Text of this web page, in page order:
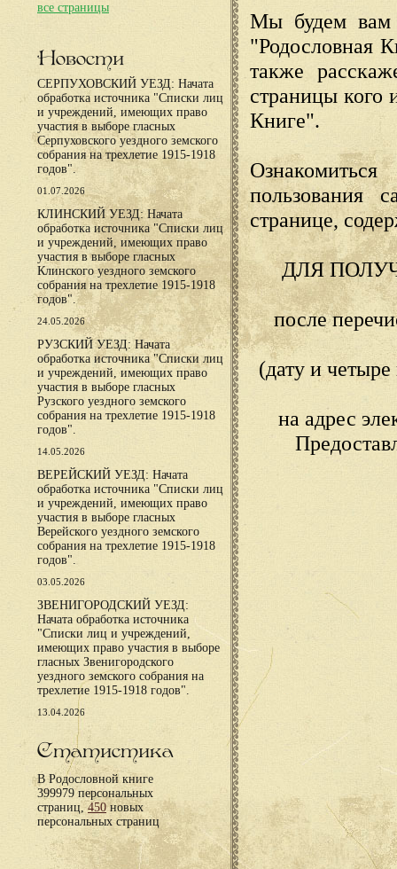
все страницы
Новости
СЕРПУХОВСКИЙ УЕЗД: Начата
обработка источника "Списки лиц
и учреждений, имеющих право
участия в выборе гласных
Серпуховского уездного земского
собрания на трехлетие 1915-1918
годов".
01.07.2026
КЛИНСКИЙ УЕЗД: Начата
обработка источника "Списки лиц
и учреждений, имеющих право
участия в выборе гласных
Клинского уездного земского
собрания на трехлетие 1915-1918
годов".
24.05.2026
РУЗСКИЙ УЕЗД: Начата
обработка источника "Списки лиц
и учреждений, имеющих право
участия в выборе гласных
Рузского уездного земского
собрания на трехлетие 1915-1918
годов".
14.05.2026
ВЕРЕЙСКИЙ УЕЗД: Начата
обработка источника "Списки лиц
и учреждений, имеющих право
участия в выборе гласных
Верейского уездного земского
собрания на трехлетие 1915-1918
годов".
03.05.2026
ЗВЕНИГОРОДСКИЙ УЕЗД:
Начата обработка источника
"Списки лиц и учреждений,
имеющих право участия в выборе
гласных Звенигородского
уездного земского собрания на
трехлетие 1915-1918 годов".
13.04.2026
Статистика
В Родословной книге
399979 персональных
страниц,450новых
персональных страниц
Мы будем вам
"Родословная
также
страницы кого
Книге".
пользования
странице,
ДЛЯ
после
(дату и
на адрес